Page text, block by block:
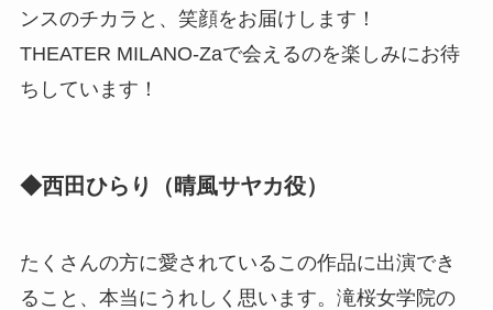
ンスのチカラと、笑顔をお届けします！
THEATER MILANO-Zaで会えるのを楽しみにお待
ちしています！
◆西田ひらり（晴風サヤカ役）
たくさんの方に愛されているこの作品に出演でき
ること、本当にうれしく思います。滝桜女学院の